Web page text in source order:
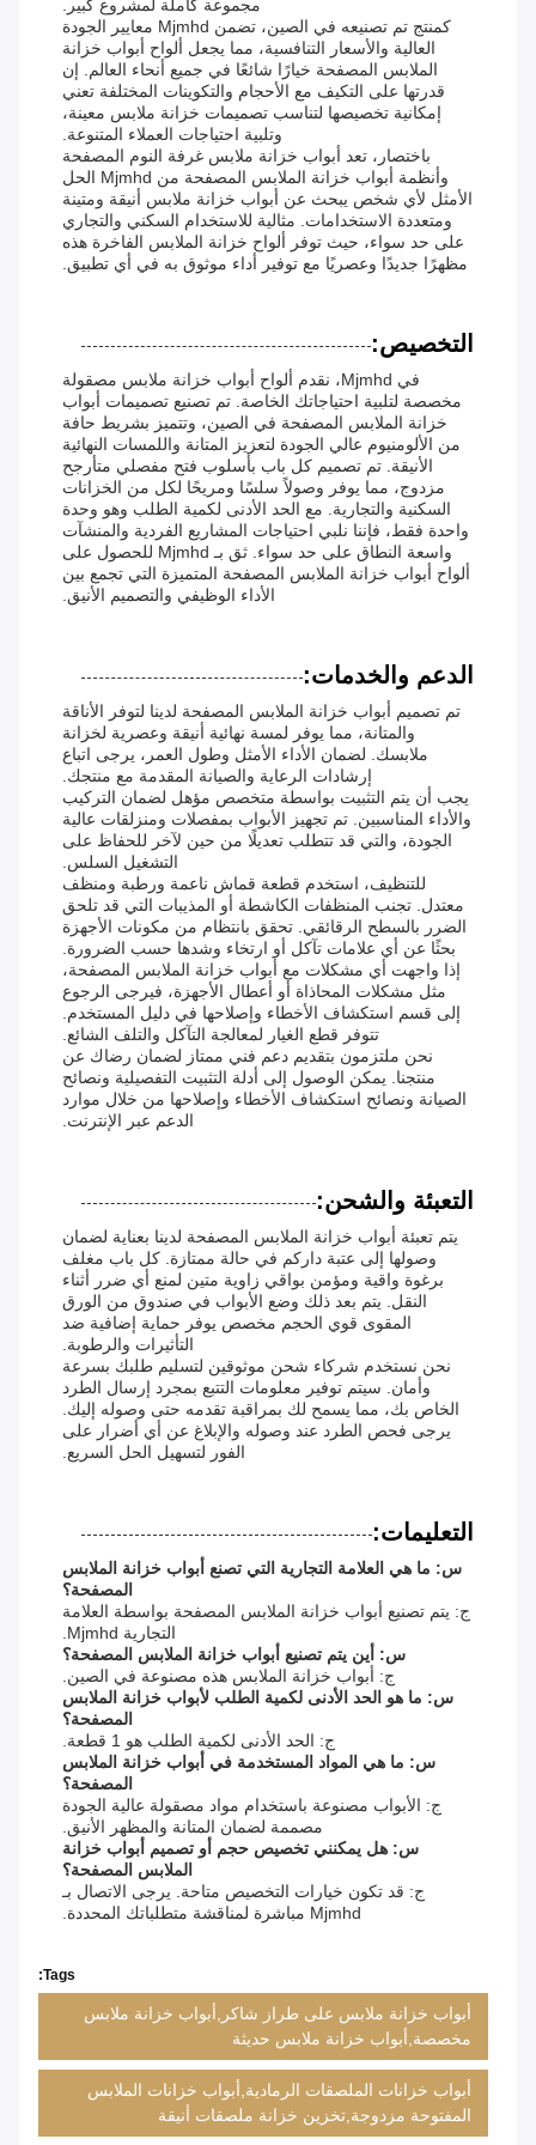
مجموعة كاملة لمشروع كبير.
كمنتج تم تصنيعه في الصين، تضمن Mjmhd معايير الجودة
العالية والأسعار التنافسية، مما يجعل ألواح أبواب خزانة
الملابس المصفحة خيارًا شائعًا في جميع أنحاء العالم. إن
قدرتها على التكيف مع الأحجام والتكوينات المختلفة تعني
إمكانية تخصيصها لتناسب تصميمات خزانة ملابس معينة،
وتلبية احتياجات العملاء المتنوعة.
باختصار، تعد أبواب خزانة ملابس غرفة النوم المصفحة
وأنظمة أبواب خزانة الملابس المصفحة من Mjmhd الحل
الأمثل لأي شخص يبحث عن أبواب خزانة ملابس أنيقة ومتينة
ومتعددة الاستخدامات. مثالية للاستخدام السكني والتجاري
على حد سواء، حيث توفر ألواح خزانة الملابس الفاخرة هذه
مظهرًا جديدًا وعصريًا مع توفير أداء موثوق به في أي تطبيق.
التخصيص:
في Mjmhd، نقدم ألواح أبواب خزانة ملابس مصقولة
مخصصة لتلبية احتياجاتك الخاصة. تم تصنيع تصميمات أبواب
خزانة الملابس المصفحة في الصين، وتتميز بشريط حافة
من الألومنيوم عالي الجودة لتعزيز المتانة واللمسات النهائية
الأنيقة. تم تصميم كل باب بأسلوب فتح مفصلي متأرجح
مزدوج، مما يوفر وصولاً سلسًا ومريحًا لكل من الخزانات
السكنية والتجارية. مع الحد الأدنى لكمية الطلب وهو وحدة
واحدة فقط، فإننا نلبي احتياجات المشاريع الفردية والمنشآت
واسعة النطاق على حد سواء. ثق بـ Mjmhd للحصول على
ألواح أبواب خزانة الملابس المصفحة المتميزة التي تجمع بين
الأداء الوظيفي والتصميم الأنيق.
الدعم والخدمات:
تم تصميم أبواب خزانة الملابس المصفحة لدينا لتوفر الأناقة
والمتانة، مما يوفر لمسة نهائية أنيقة وعصرية لخزانة
ملابسك. لضمان الأداء الأمثل وطول العمر، يرجى اتباع
إرشادات الرعاية والصيانة المقدمة مع منتجك.
يجب أن يتم التثبيت بواسطة متخصص مؤهل لضمان التركيب
والأداء المناسبين. تم تجهيز الأبواب بمفصلات ومنزلقات عالية
الجودة، والتي قد تتطلب تعديلًا من حين لآخر للحفاظ على
التشغيل السلس.
للتنظيف، استخدم قطعة قماش ناعمة ورطبة ومنظف
معتدل. تجنب المنظفات الكاشطة أو المذيبات التي قد تلحق
الضرر بالسطح الرقائقي. تحقق بانتظام من مكونات الأجهزة
بحثًا عن أي علامات تآكل أو ارتخاء وشدها حسب الضرورة.
إذا واجهت أي مشكلات مع أبواب خزانة الملابس المصفحة،
مثل مشكلات المحاذاة أو أعطال الأجهزة، فيرجى الرجوع
إلى قسم استكشاف الأخطاء وإصلاحها في دليل المستخدم.
تتوفر قطع الغيار لمعالجة التآكل والتلف الشائع.
نحن ملتزمون بتقديم دعم فني ممتاز لضمان رضاك ​​عن
منتجنا. يمكن الوصول إلى أدلة التثبيت التفصيلية ونصائح
الصيانة ونصائح استكشاف الأخطاء وإصلاحها من خلال موارد
الدعم عبر الإنترنت.
التعبئة والشحن:
يتم تعبئة أبواب خزانة الملابس المصفحة لدينا بعناية لضمان
وصولها إلى عتبة داركم في حالة ممتازة. كل باب مغلف
برغوة واقية ومؤمن بواقي زاوية متين لمنع أي ضرر أثناء
النقل. يتم بعد ذلك وضع الأبواب في صندوق من الورق
المقوى قوي الحجم مخصص يوفر حماية إضافية ضد
التأثيرات والرطوبة.
نحن نستخدم شركاء شحن موثوقين لتسليم طلبك بسرعة
وأمان. سيتم توفير معلومات التتبع بمجرد إرسال الطرد
الخاص بك، مما يسمح لك بمراقبة تقدمه حتى وصوله إليك.
يرجى فحص الطرد عند وصوله والإبلاغ عن أي أضرار على
الفور لتسهيل الحل السريع.
التعليمات:
س: ما هي العلامة التجارية التي تصنع أبواب خزانة الملابس
المصفحة؟
ج: يتم تصنيع أبواب خزانة الملابس المصفحة بواسطة العلامة
التجارية Mjmhd.
س: أين يتم تصنيع أبواب خزانة الملابس المصفحة؟
ج: أبواب خزانة الملابس هذه مصنوعة في الصين.
س: ما هو الحد الأدنى لكمية الطلب لأبواب خزانة الملابس
المصفحة؟
ج: الحد الأدنى لكمية الطلب هو 1 قطعة.
س: ما هي المواد المستخدمة في أبواب خزانة الملابس
المصفحة؟
ج: الأبواب مصنوعة باستخدام مواد مصقولة عالية الجودة
مصممة لضمان المتانة والمظهر الأنيق.
س: هل يمكنني تخصيص حجم أو تصميم أبواب خزانة
الملابس المصفحة؟
ج: قد تكون خيارات التخصيص متاحة. يرجى الاتصال بـ
Mjmhd مباشرة لمناقشة متطلباتك المحددة.
Tags:
أبواب خزانة ملابس على طراز شاكر,أبواب خزانة ملابس
مخصصة,أبواب خزانة ملابس حديثة
أبواب خزانات الملصقات الرمادية,أبواب خزانات الملابس
المفتوحة مزدوجة,تخزين خزانة ملصقات أنيقة